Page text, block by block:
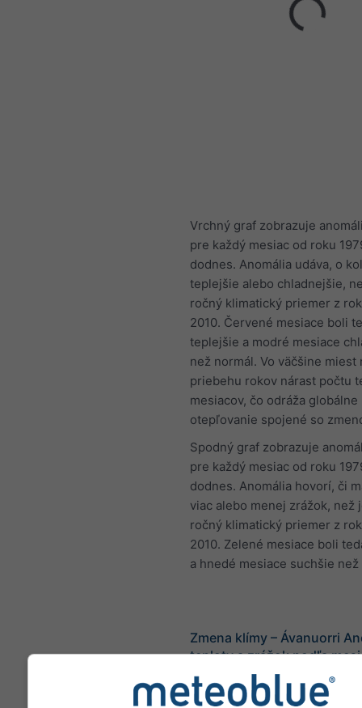
Vrchný graf zobrazuje
pre každý mesiac od roku
dodnes. Anomália udáva, o
teplejšie alebo chladnejšie,
ročný klimatický priemer z
2010. Červené mesiace boli
teplejšie a modré mesiace
než normál. Vo väčšine miest
priebehu rokov nárast počtu
mesiacov, čo odráža globálne
otepľovanie spojené so
Spodný graf zobrazuje
pre každý mesiac od roku
dodnes. Anomália hovorí, či
viac alebo menej zrážok, než
ročný klimatický priemer z
2010. Zelené mesiace boli
a hnedé mesiace suchšie
Zmena klímy – Ávanuorri
teploty a zrážok podľa
Mesiac